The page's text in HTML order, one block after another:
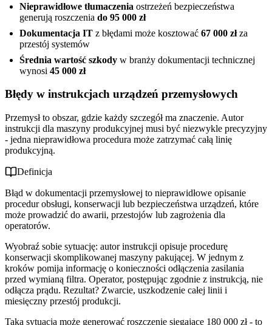
Nieprawidłowe tłumaczenia ostrzeżeń bezpieczeństwa
generują roszczenia do 95 000 zł
Dokumentacja IT z błędami może kosztować 67 000 złza
przestój systemów
Średnia wartość szkody w branży dokumentacji technicznej
wynosi 45 000 zł
Błędy w instrukcjach urządzeń przemysłowych
Przemysł to obszar, gdzie każdy szczegół ma znaczenie. Autor
instrukcji dla maszyny produkcyjnej musi być niezwykle precyzyjny
- jedna nieprawidłowa procedura może zatrzymać całą linię
produkcyjną.
Definicja
Błąd w dokumentacji przemysłowej to nieprawidłowe opisanie
procedur obsługi, konserwacji lub bezpieczeństwa urządzeń, które
może prowadzić do awarii, przestojów lub zagrożenia dla
operatorów.
Wyobraź sobie sytuację: autor instrukcji opisuje procedurę
konserwacji skomplikowanej maszyny pakującej. W jednym z
kroków pomija informację o konieczności odłączenia zasilania
przed wymianą filtra. Operator, postępując zgodnie z instrukcją, nie
odłącza prądu. Rezultat? Zwarcie, uszkodzenie całej linii i
miesięczny przestój produkcji.
Taka sytuacja może generować roszczenie sięgające 180 000 zł - to